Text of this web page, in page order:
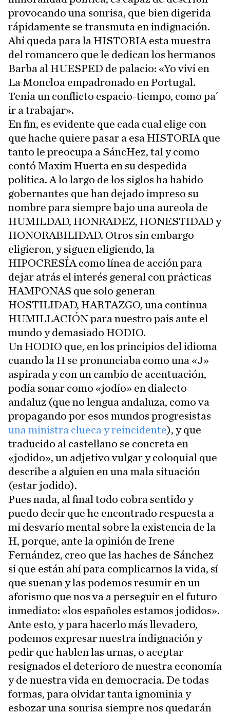
provocando una sonrisa, que bien digerida
rápidamente se transmuta en indignación.
Ahí queda para la HISTORIA esta muestra
del romancero que le dedican los hermanos
Barba al HUESPED de palacio: «Yo viví en
La Moncloa empadronado en Portugal.
Tenía un conflicto espacio-tiempo, como pa´
ir a trabajar».
En fin, es evidente que cada cual elige con
que hache quiere pasar a esa HISTORIA que
tanto le preocupa a SáncHez, tal y como
contó Maxim Huerta en su despedida
política. A lo largo de los siglos ha habido
gobernantes que han dejado impreso su
nombre para siempre bajo una aureola de
HUMILDAD, HONRADEZ, HONESTIDAD y
HONORABILIDAD. Otros sin embargo
eligieron, y siguen eligiendo, la
HIPOCRESÍA como línea de acción para
dejar atrás el interés general con prácticas
HAMPONAS que solo generan
HOSTILIDAD, HARTAZGO, una continua
HUMILLACIÓN para nuestro país ante el
mundo y demasiado HODIO.
Un HODIO que, en los principios del idioma
cuando la H se pronunciaba como una «J»
aspirada y con un cambio de acentuación,
podía sonar como «jodío» en dialecto
andaluz (que no lengua andaluza, como va
propagando por esos mundos progresistas
una ministra clueca y reincidente), y que
traducido al castellano se concreta en
«jodido», un adjetivo vulgar y coloquial que
describe a alguien en una mala situación
(estar jodido).
Pues nada, al final todo cobra sentido y
puedo decir que he encontrado respuesta a
mi desvarío mental sobre la existencia de la
H, porque, ante la opinión de Irene
Fernández, creo que las haches de Sánchez
sí que están ahí para complicarnos la vida, sí
que suenan y las podemos resumir en un
aforismo que nos va a perseguir en el futuro
inmediato: «los españoles estamos jodidos».
Ante esto, y para hacerlo más llevadero,
podemos expresar nuestra indignación y
pedir que hablen las urnas, o aceptar
resignados el deterioro de nuestra economía
y de nuestra vida en democracia. De todas
formas, para olvidar tanta ignominia y
esbozar una sonrisa siempre nos quedarán